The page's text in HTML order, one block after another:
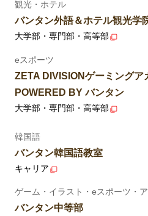
観光・ホテル
バンタン外語＆ホテル観光学
大学部・専門部・高等部
eスポーツ
ZETA DIVISIONゲーミングア
POWERED BY バンタン
大学部・専門部・高等部
韓国語
バンタン韓国語教室
キャリア
ゲーム・イラスト・eスポーツ・
バンタン中等部